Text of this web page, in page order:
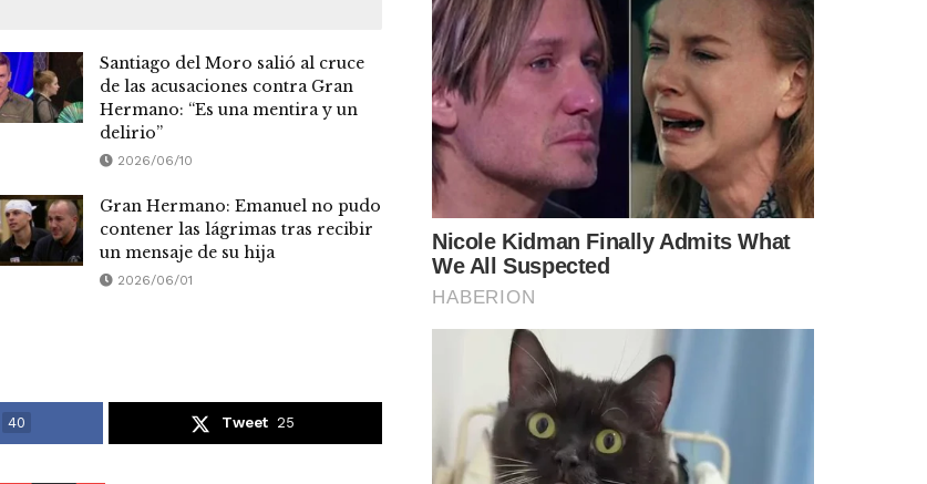
Santiago del Moro salió al cruce
de las acusaciones contra Gran
Hermano: “Es una mentira y un
delirio”
2026/06/10
Gran Hermano: Emanuel no pudo
contener las lágrimas tras recibir
un mensaje de su hija
2026/06/01
40 Tweet 25